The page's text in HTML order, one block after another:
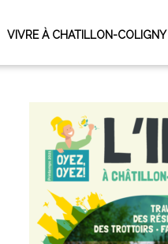
VIVRE À CHATILLON-COLIGNY